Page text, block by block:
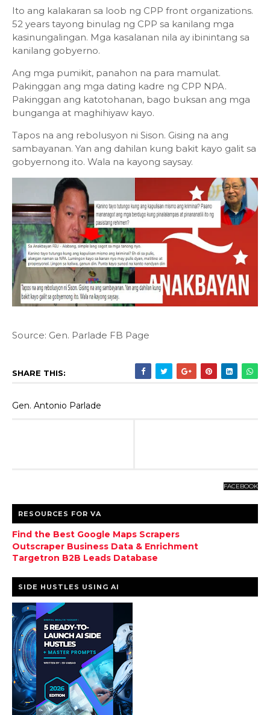
Ito ang kalakaran sa loob ng CPP front organizations.
52 years tayong binulag ng CPP sa kanilang mga
kasinungalingan. Mga kasalanan nila ay ibinintang sa
kanilang gobyerno.
Ang mga pumikit, panahon na para mamulat.
Pakinggan ang mga dating kadre ng CPP NPA.
Pakinggan ang katotohanan, bago buksan ang mga
bunganga at maghihiyaw kayo.
Tapos na ang rebolusyon ni Sison. Gising na ang
sambayanan. Yan ang dahilan kung bakit kayo galit sa
gobyernong ito. Wala na kayong saysay.
Source: Gen. Parlade FB Page
SHARE THIS:
Gen. Antonio Parlade
FACEBOOK
RESOURCES FOR VA
Find the Best Google Maps Scrapers
Outscraper Business Data & Enrichment
Targetron B2B Leads Database
SIDE HUSTLES USING AI